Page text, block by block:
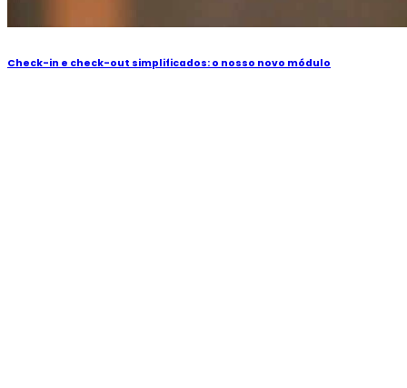
Check-in e check-out simplificados: o nosso novo módulo